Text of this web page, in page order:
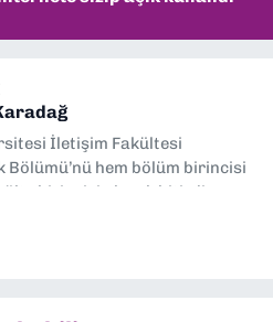
İletişim Fakültesi
Bölümü’nü hem bölüm birincisi
birincisi olarak bitirdim.
yüksek lisans eğitimimi
Halen aynı anabilim dalında